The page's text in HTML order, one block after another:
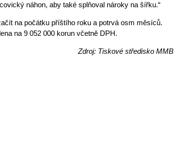
náhon, aby také splňoval nároky na šířku.“
na počátku příštího roku a potrvá osm měsíců.
na 9 052 000 korun včetně DPH.
Zdroj: Tiskové středisko MMB